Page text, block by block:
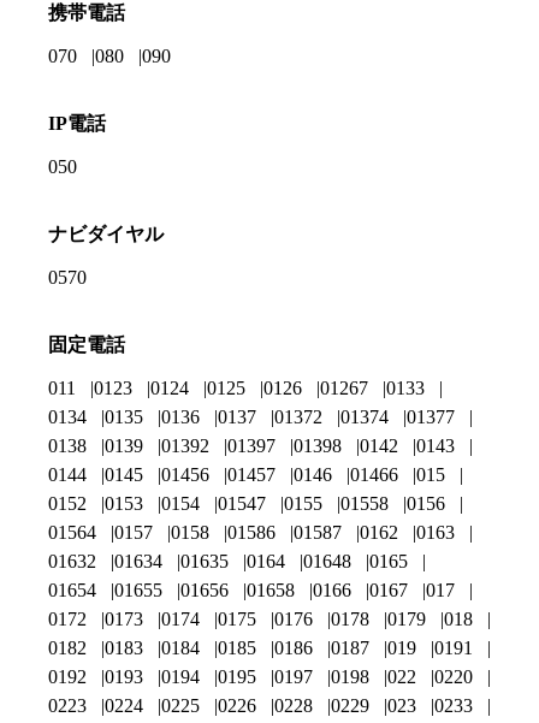
携帯電話
070 080 090
IP電話
050
ナビダイヤル
0570
固定電話
011 0123 0124 0125 0126 01267
0133
0134
0135 0136 0137 01372 01374
01377
0138
0139 01392 01397 01398 0142
0143
0144
0145 01456 01457 0146 01466
015
0152
0153 0154 01547 0155 01558
0156
01564
0157 0158 01586 01587 0162
0163
01632
01634 01635 0164 01648
0165
01654
01655 01656 01658 0166 0167
017
0172
0173 0174 0175 0176 0178 0179
018
0182
0183 0184 0185 0186 0187 019
0191
0192
0193 0194 0195 0197 0198 022
0220
0223
0224 0225 0226 0228 0229 023
0233